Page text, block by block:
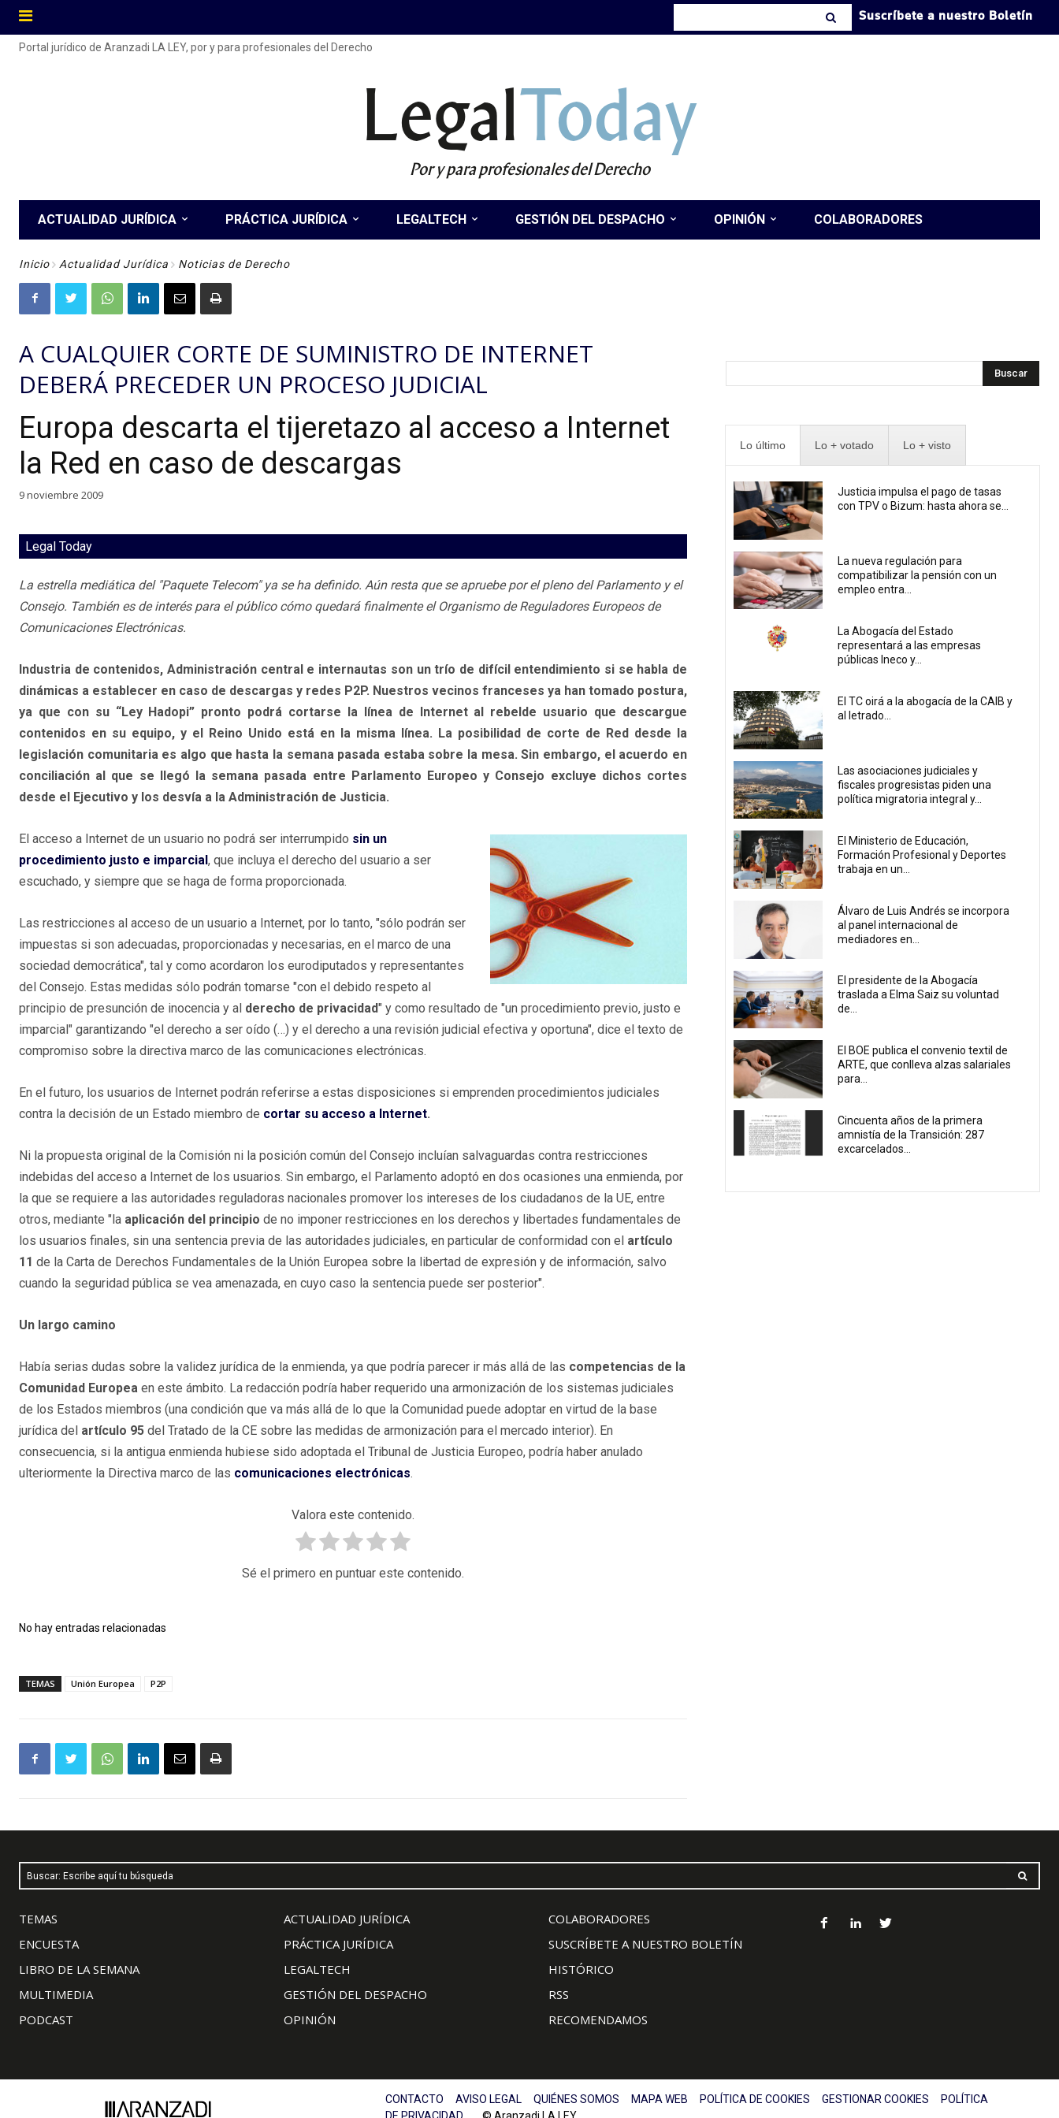
Suscríbete a nuestro Boletín
Portal jurídico de Aranzadi LA LEY, por y para profesionales del Derecho
LegalToday
Por y para profesionales del Derecho
ACTUALIDAD JURÍDICA PRÁCTICA JURÍDICA LEGALTECH GESTIÓN DEL DESPACHO OPINIÓN COLABORADORES
Inicio Actualidad Jurídica Noticias de Derecho
A CUALQUIER CORTE DE SUMINISTRO DE INTERNET
DEBERÁ PRECEDER UN PROCESO JUDICIAL
Europa descarta el tijeretazo al acceso a Internet
la Red en caso de descargas
9 noviembre 2009
Legal Today
La estrella mediática del "Paquete Telecom" ya se ha definido. Aún resta que se apruebe por el pleno del Parlamento y el
Consejo. También es de interés para el público cómo quedará finalmente el Organismo de Reguladores Europeos de
Comunicaciones Electrónicas.
Industria de contenidos, Administración central e internautas son un trío de difícil entendimiento si se habla de
dinámicas a establecer en caso de descargas y redes P2P. Nuestros vecinos franceses ya han tomado postura,
ya que con su “Ley Hadopi” pronto podrá cortarse la línea de Internet al rebelde usuario que descargue
contenidos en su equipo, y el Reino Unido está en la misma línea. La posibilidad de corte de Red desde la
legislación comunitaria es algo que hasta la semana pasada estaba sobre la mesa. Sin embargo, el acuerdo en
conciliación al que se llegó la semana pasada entre Parlamento Europeo y Consejo excluye dichos cortes
desde el Ejecutivo y los desvía a la Administración de Justicia.
El acceso a Internet de un usuario no podrá ser interrumpido sin un
procedimiento justo e imparcial , que incluya el derecho del usuario a ser
escuchado, y siempre que se haga de forma proporcionada.
Las restricciones al acceso de un usuario a Internet, por lo tanto, "sólo podrán ser
impuestas si son adecuadas, proporcionadas y necesarias, en el marco de una
sociedad democrática", tal y como acordaron los eurodiputados y representantes
del Consejo. Estas medidas sólo podrán tomarse "con el debido respeto al
principio de presunción de inocencia y al derecho de privacidad" y como resultado de "un procedimiento previo, justo e
imparcial" garantizando "el derecho a ser oído (…) y el derecho a una revisión judicial efectiva y oportuna", dice el texto de
compromiso sobre la directiva marco de las comunicaciones electrónicas.
En el futuro, los usuarios de Internet podrán referirse a estas disposiciones si emprenden procedimientos judiciales
contra la decisión de un Estado miembro de cortar su acceso a Internet.
Ni la propuesta original de la Comisión ni la posición común del Consejo incluían salvaguardas contra restricciones
indebidas del acceso a Internet de los usuarios. Sin embargo, el Parlamento adoptó en dos ocasiones una enmienda, por
la que se requiere a las autoridades reguladoras nacionales promover los intereses de los ciudadanos de la UE, entre
otros, mediante "la aplicación del principio de no imponer restricciones en los derechos y libertades fundamentales de
los usuarios finales, sin una sentencia previa de las autoridades judiciales, en particular de conformidad con el artículo
11 de la Carta de Derechos Fundamentales de la Unión Europea sobre la libertad de expresión y de información, salvo
cuando la seguridad pública se vea amenazada, en cuyo caso la sentencia puede ser posterior".
Un largo camino
Había serias dudas sobre la validez jurídica de la enmienda, ya que podría parecer ir más allá de las competencias de la
Comunidad Europea en este ámbito. La redacción podría haber requerido una armonización de los sistemas judiciales
de los Estados miembros (una condición que va más allá de lo que la Comunidad puede adoptar en virtud de la base
jurídica del artículo 95 del Tratado de la CE sobre las medidas de armonización para el mercado interior). En
consecuencia, si la antigua enmienda hubiese sido adoptada el Tribunal de Justicia Europeo, podría haber anulado
ulteriormente la Directiva marco de las comunicaciones electrónicas.
Valora este contenido.
Sé el primero en puntuar este contenido.
No hay entradas relacionadas
TEMAS Unión Europea P2P
Buscar
Lo último Lo + votado Lo + visto
Justicia impulsa el pago de tasas
con TPV o Bizum: hasta ahora se...
La nueva regulación para
compatibilizar la pensión con un
empleo entra...
La Abogacía del Estado
representará a las empresas
públicas Ineco y...
El TC oirá a la abogacía de la CAIB y
al letrado...
Las asociaciones judiciales y
fiscales progresistas piden una
política migratoria integral y...
El Ministerio de Educación,
Formación Profesional y Deportes
trabaja en un...
Álvaro de Luis Andrés se incorpora
al panel internacional de
mediadores en...
El presidente de la Abogacía
traslada a Elma Saiz su voluntad
de...
El BOE publica el convenio textil de
ARTE, que conlleva alzas salariales
para...
Cincuenta años de la primera
amnistía de la Transición: 287
excarcelados...
Buscar: Escribe aquí tu búsqueda
TEMAS
ENCUESTA
LIBRO DE LA SEMANA
MULTIMEDIA
PODCAST
ACTUALIDAD JURÍDICA
PRÁCTICA JURÍDICA
LEGALTECH
GESTIÓN DEL DESPACHO
OPINIÓN
COLABORADORES
SUSCRÍBETE A NUESTRO BOLETÍN
HISTÓRICO
RSS
RECOMENDAMOS
CONTACTO AVISO LEGAL QUIÉNES SOMOS MAPA WEB POLÍTICA DE COOKIES GESTIONAR COOKIES
POLÍTICA